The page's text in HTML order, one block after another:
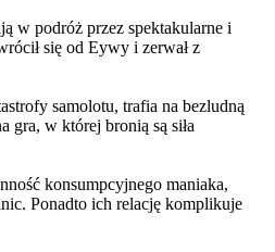
w podróż przez spektakularne i
się od Eywy i zerwał z
samolotu, trafia na bezludną
gra, w której bronią są siła
konsumpcyjnego maniaka,
Ponadto ich relację komplikuje